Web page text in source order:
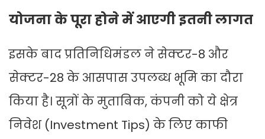
योजना के पूरा होने में आएगी इतनी लागत
इसके बाद प्रतिनिधिमंडल ने सेक्टर-8 और
सेक्टर-28 के आसपास उपलब्ध भूमि का दौरा
किया है। सूत्रों के मुताबिक, कंपनी को ये क्षेत्र
निवेश (Investment Tips) के लिए काफी